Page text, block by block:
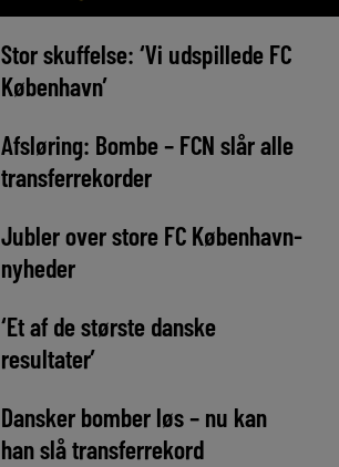
Stor skuffelse: ‘Vi udspillede FC
København’
Afsløring: Bombe – FCN slår alle
transferrekorder
Jubler over store FC København-
nyheder
‘Et af de største danske
resultater’
Dansker bomber løs – nu kan
han slå transferrekord